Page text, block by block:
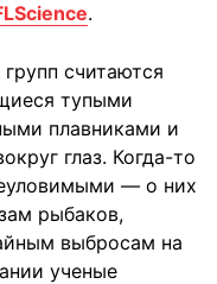
.
считаются
тупыми
плавниками и
глаз. Когда-то
— о них
рыбаков,
выбросам на
ученые